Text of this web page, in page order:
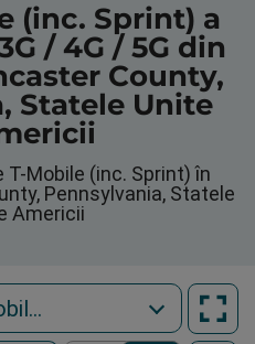
(inc. Sprint) a
/ 4G / 5G din
County,
Statele Unite
Mobile (inc. Sprint) în
Pennsylvania, Statele
Americii
T-Mobile (inc. Sprint)